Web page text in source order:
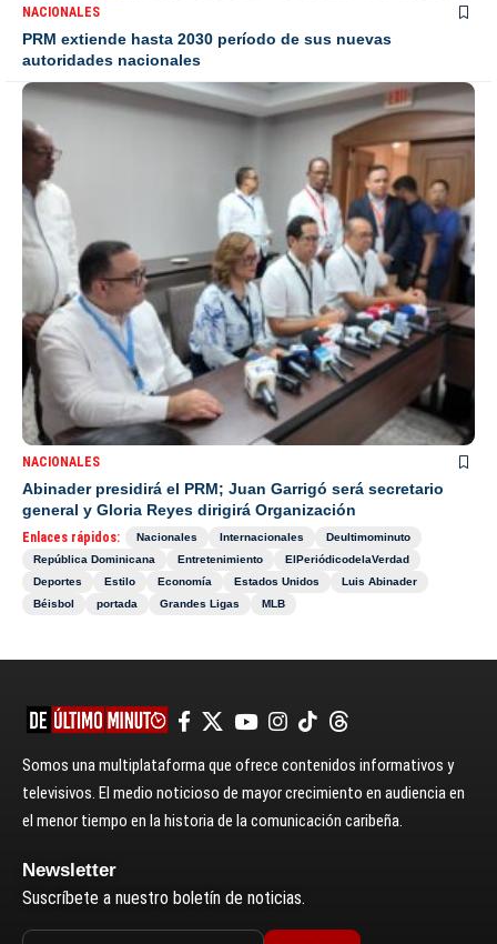
NACIONALES
PRM extiende hasta 2030 período de sus nuevas
autoridades nacionales
NACIONALES
Abinader presidirá el PRM; Juan Garrigó será secretario
general y Gloria Reyes dirigirá Organización
Enlaces rápidos: Nacionales Internacionales
Deultimominuto
República Dominicana
Entretenimiento
ElPeriódicodelaVerdad
Deportes
Estilo Economía Estados Unidos
Luis Abinader
Béisbol
portada Grandes Ligas MLB
Somos una multiplataforma que ofrece contenidos informativos y
televisivos. El medio noticioso de mayor crecimiento en audiencia en
el menor tiempo en la historia de la comunicación caribeña.
Newsletter
Suscríbete a nuestro boletín de noticias.